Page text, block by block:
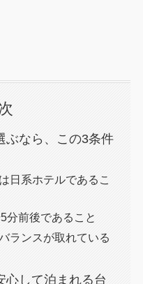
ぶなら、この3条件
日系ホテルであるこ
分前後であること
ランスが取れている
心して泊まれる台